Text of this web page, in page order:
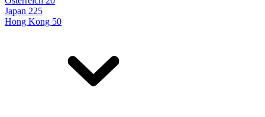
Japan 225
Hong Kong 50